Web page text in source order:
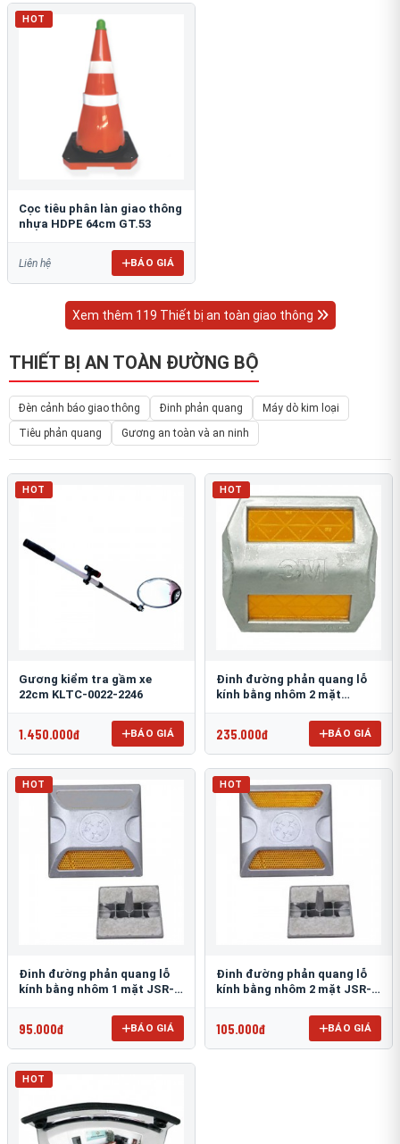
HOT
Cọc tiêu phân làn giao thông
nhựa HDPE 64cm GT.53
Liên hệ BÁO GIÁ
Xem thêm 119 Thiết bị an toàn giao thông
THIẾT BỊ AN TOÀN ĐƯỜNG BỘ
Đèn cảnh báo giao thông Đinh phản quang
Máy dò kim loại
Tiêu phản quang
Gương an toàn và an ninh
HOT
Gương kiểm tra gầm xe
22cm KLTC-0022-2246
1.450.000đ BÁO GIÁ
HOT
Đinh đường phản quang lỗ
kính bằng nhôm 2 mặt
235.000đ BÁO GIÁ
HOT
Đinh đường phản quang lỗ
kính bằng nhôm 1 mặt JSR-
95.000đ BÁO GIÁ
HOT
Đinh đường phản quang lỗ
kính bằng nhôm 2 mặt JSR-
105.000đ BÁO GIÁ
HOT